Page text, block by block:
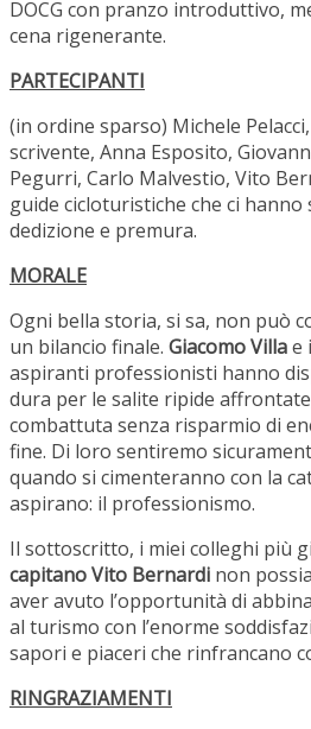
DOCG con pranzo introduttivo,
cena rigenerante.
PARTECIPANTI
(in ordine sparso) Michele
scrivente, Anna Esposito,
Pegurri, Carlo Malvestio, Vito
guide cicloturistiche che ci
dedizione e premura.
MORALE
Ogni bella storia, si sa, non può
un bilancio finale. Giacomo Villae
aspiranti professionisti hanno
dura per le salite ripide
combattuta senza risparmio di
fine. Di loro sentiremo
quando si cimenteranno con la
aspirano: il professionismo.
Il sottoscritto, i miei colleghi più
capitano Vito Bernardi non
aver avuto l’opportunità di
al turismo con l’enorme
sapori e piaceri che rinfrancano
RINGRAZIAMENTI